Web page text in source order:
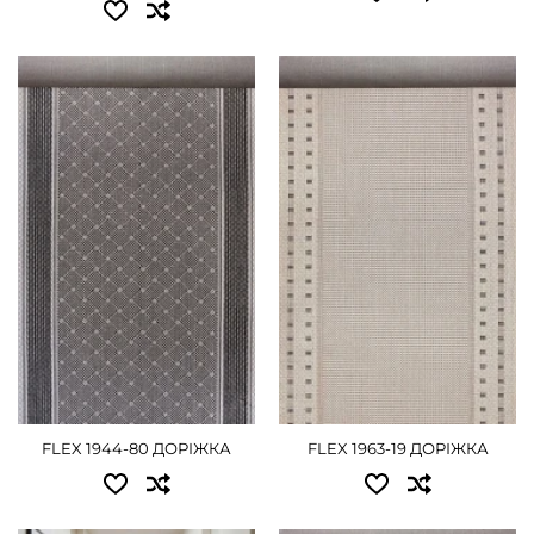
ДЕТАЛЬНІШЕ
Доступні розміри:
0.67x20.00 - 7560 грн
0.80x20.00 - 9000 грн
1.00x20.00 - 11250 грн
1.20x20.00 - 13500 грн
1.50x20.00 - 16875 грн
2.00x20.00 - 22500 грн
ДЕТАЛЬНІШЕ
FLEX 1944-80 ДОРІЖКА
Доступні розміри:
0.67x20.00 - 7560 грн
0.80x20.00 - 9000 грн
1.00x20.00 - 11250 грн
1.20x20.00 - 13500 грн
1.50x20.00 - 16875 грн
2.00x20.00 - 22500 грн
ДЕТАЛЬНІШЕ
FLEX 1963-19 ДОРІЖКА